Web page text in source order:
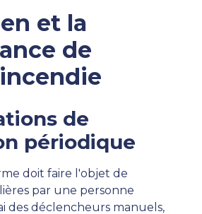
et la
de
de
périodique
doit faire l'objet de
par une personne
des déclencheurs manuels,